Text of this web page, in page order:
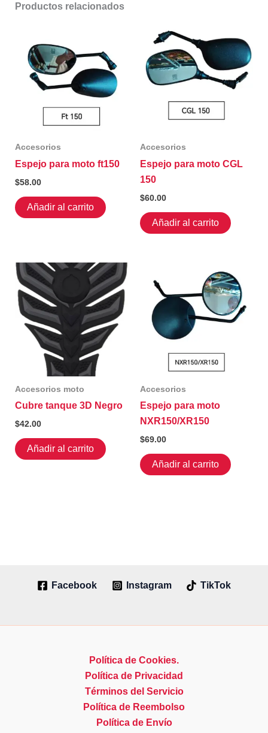
Productos relacionados
Accesorios
Espejo para moto ft150
$58.00
Añadir al carrito
Accesorios
Espejo para moto CGL
150
$60.00
Añadir al carrito
Accesorios moto
Cubre tanque 3D Negro
$42.00
Añadir al carrito
Accesorios
Espejo para moto
NXR150/XR150
$69.00
Añadir al carrito
Facebook Instagram TikTok
Política de Cookies.
Política de Privacidad
Términos del Servicio
Política de Reembolso
Política de Envío